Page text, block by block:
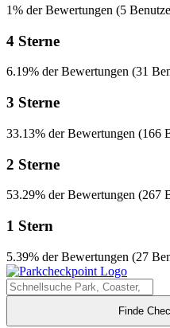
1% der Bewertungen (5
4 Sterne
6.19% der Bewertungen (31
3 Sterne
33.13% der Bewertungen (166
2 Sterne
53.29% der Bewertungen (267
1 Stern
5.39% der Bewertungen (27
Finde